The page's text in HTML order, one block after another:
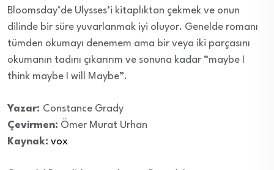
Bloomsday’de Ulysses’i kitaplıktan çekmek ve onun
dilinde bir süre yuvarlanmak iyi oluyor. Genelde romanı
tümden okumayı denemem ama bir veya iki parçasını
okumanın tadını çıkarırım ve sonuna kadar “maybe I
think maybe I will Maybe”.
Yazar: Constance Grady
Çevirmen: Ömer Murat Urhan
Kaynak: vox